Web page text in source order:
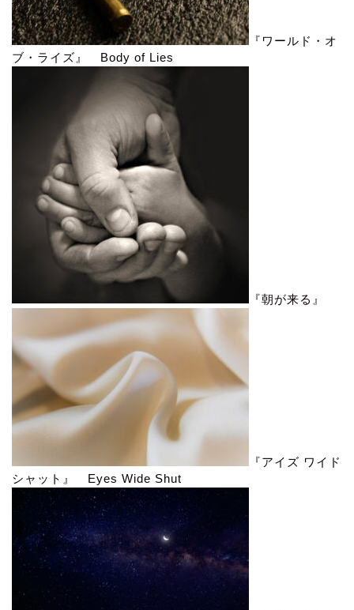
『ワールド・オ
ブ・ライズ』 Body of Lies
『朝が来る』
『アイズ ワイド
シャット』 Eyes Wide Shut